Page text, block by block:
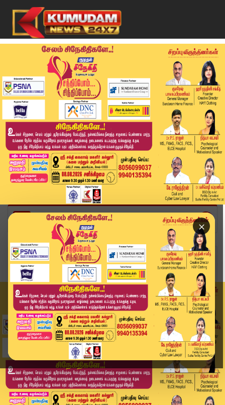
×
Home
வீடியோ ஸ்டோரி
வாய திறந்தால்.. சோபா புடிங்கிறுவாங்க..-உதயநிதி ...